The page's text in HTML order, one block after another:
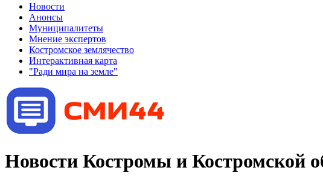
Новости
Анонсы
Муниципалитеты
Мнение экспертов
Костромское землячество
Интерактивная карта
"Ради мира на земле"
Новости Костромы и Костромской